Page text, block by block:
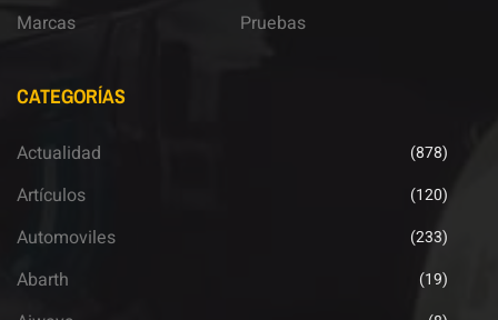
Marcas
Pruebas
CATEGORÍAS
Actualidad (878)
Artículos (120)
Automoviles (233)
Abarth (19)